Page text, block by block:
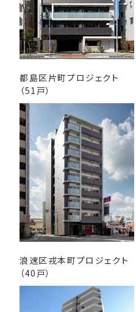
都島区片町プロジェクト
（51戸）
浪速区戎本町プロジェクト
（40戸）